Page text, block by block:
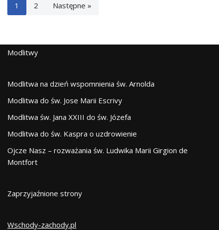
1 2 Następne »
Modlitwy
Modlitwa na dzień wspomnienia św. Arnolda
Modlitwa do św. Jose Marii Escrivy
Modlitwa św. Jana XXIII do św. Józefa
Modlitwa do św. Kaspra o uzdrowienie
Ojcze Nasz – rozważania św. Ludwika Marii Girgion de
Montfort
Zaprzyjaźnione strony
Wschody-zachody.pl